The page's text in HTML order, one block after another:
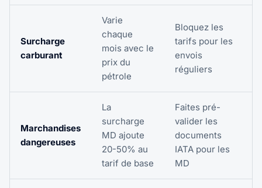
Surcharge
carburant
Varie
chaque
mois avec le
prix du
pétrole
Bloquez les
tarifs pour les
envois
réguliers
Marchandises
dangereuses
La
surcharge
MD ajoute
20-50% au
tarif de base
Faites pré-
valider les
documents
IATA pour les
MD